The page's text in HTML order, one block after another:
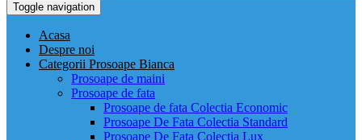
Toggle navigation
Acasa
Despre noi
Categorii Prosoape Bianca
Prosoape de maini
Prosoape de fata
Prosoape de fata Colectia Economic
Prosoape De Fata Colectia Standard
Prosoape De Fata Colectia Lux